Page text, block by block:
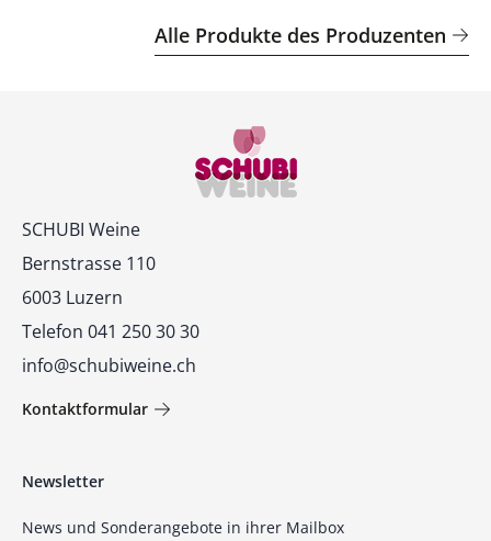
Alle Produkte des Produzenten
Kontakt
SCHUBI Weine
Bernstrasse 110
6003 Luzern
Telefon 041 250 30 30
info@schubiweine.ch
Kontaktformular
Newsletter
News und Sonderangebote in ihrer Mailbox